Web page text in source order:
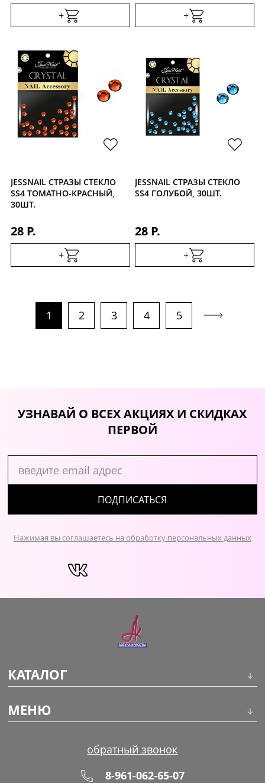
+ +
JESSNAIL СТРАЗЫ СТЕКЛО
SS4 ТОМАТНО-КРАСНЫЙ,
30ШТ.
28 Р.
+
JESSNAIL СТРАЗЫ СТЕКЛО
SS4 ГОЛУБОЙ, 30ШТ.
28 Р.
+
1 2 3 4 5
УЗНАВАЙ О ВСЕХ АКЦИЯХ И СКИДКАХ
ПЕРВОЙ
ПОДПИСАТЬСЯ
Нажимая вы соглашаетесь на обработку персональных данных
КАТАЛОГ
Макияж
МЕНЮ
обратный звонок
8-961-062-65-07